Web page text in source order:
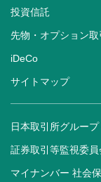
投資信託
先物・オプション取
iDeCo
サイトマップ
日本取引所グルー
証券取引等監視委
マイナンバー 社会